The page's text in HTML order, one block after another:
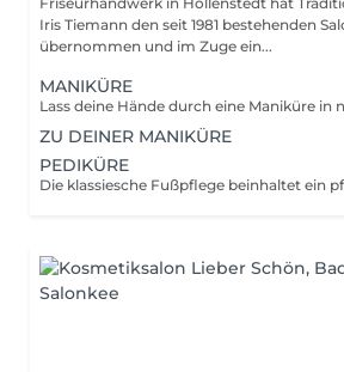
Iris Tiemann den seit 1981 bestehenden
übernommen und im Zuge ein...
MANIKÜRE
ZU DEINER MANIKÜRE
PEDIKÜRE